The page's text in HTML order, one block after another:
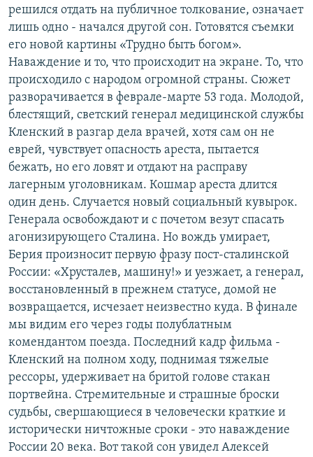
решился отдать на публичное толкование, означает
лишь одно - начался другой сон. Готовятся съемки
его новой картины «Трудно быть богом».
Наваждение и то, что происходит на экране. То, что
происходило с народом огромной страны. Сюжет
разворачивается в феврале-марте 53 года. Молодой,
блестящий, светский генерал медицинской службы
Кленский в разгар дела врачей, хотя сам он не
еврей, чувствует опасность ареста, пытается
бежать, но его ловят и отдают на расправу
лагерным уголовникам. Кошмар ареста длится
один день. Случается новый социальный кувырок.
Генерала освобождают и с почетом везут спасать
агонизирующего Сталина. Но вождь умирает,
Берия произносит первую фразу пост-сталинской
России: «Хрусталев, машину!» и уезжает, а генерал,
восстановленный в прежнем статусе, домой не
возвращается, исчезает неизвестно куда. В финале
мы видим его через годы полублатным
комендантом поезда. Последний кадр фильма -
Кленский на полном ходу, поднимая тяжелые
рессоры, удерживает на бритой голове стакан
портвейна. Стремительные и страшные броски
судьбы, свершающиеся в человечески краткие и
исторически ничтожные сроки - это наваждение
России 20 века. Вот такой сон увидел Алексей